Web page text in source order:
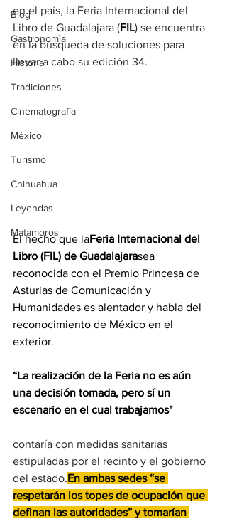
Blog
Gastronomìa
Historia
Tradiciones
Cinematografía
México
Turismo
Chihuahua
Leyendas
Matamoros
en el país, la Feria Internacional del
Libro de Guadalajara (FIL) se encuentra
en la búsqueda de soluciones para
llevar a cabo su edición 34.
El hecho que laFeria Internacional del
Libro (FIL) de Guadalajarasea
reconocida con el Premio Princesa de
Asturias de Comunicación y
Humanidades es alentador y habla del
reconocimiento de México en el
exterior.
“La realización de la Feria no es aún
una decisión tomada, pero sí un
escenario en el cual trabajamos"
contaría con medidas sanitarias
estipuladas por el recinto y el gobierno
del estado.En ambas sedes “se
respetarán los topes de ocupación que
definan las autoridades” y tomarían